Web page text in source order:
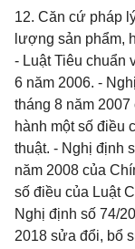
12. Căn cứ pháp
lượng sản phẩm,
- Luật Tiêu chuẩn
6 năm 2006. -
tháng 8 năm
hành một số điều
thuật. - Nghị định
năm 2008 của
số điều của Luật
Nghị định số 74/
2018 sửa đổi, bổ